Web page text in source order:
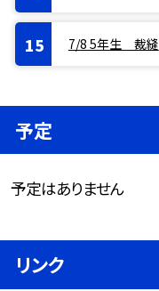
7/8 5年生 裁縫
予定
予定はありません
リンク